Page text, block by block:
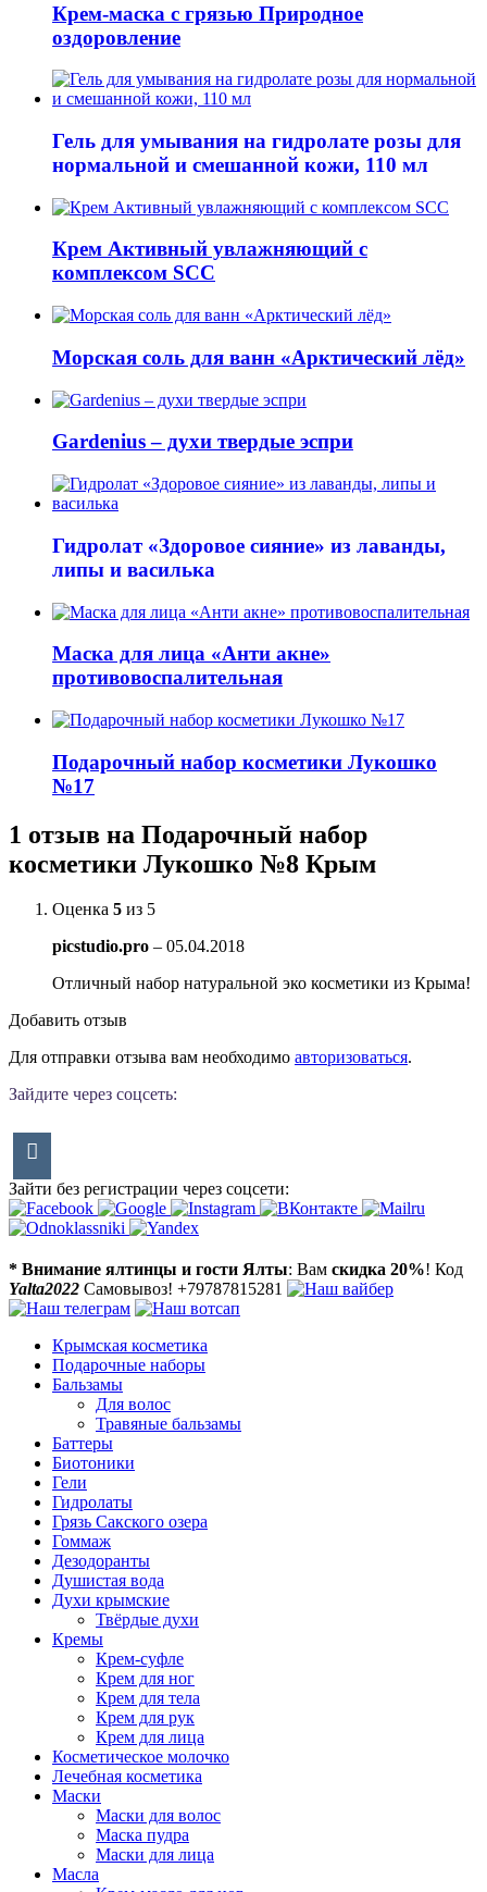
Крем-маска с грязью Природное
оздоровление
Гель для умывания на гидролате розы для
нормальной и смешанной кожи, 110 мл
Крем Активный увлажняющий с
комплексом SCC
Морская соль для ванн «Арктический лёд»
Gardenius – духи твердые эспри
Гидролат «Здоровое сияние» из лаванды,
липы и василька
Маска для лица «Анти акне»
противовоспалительная
Подарочный набор косметики Лукошко
№17
1 отзыв на Подарочный набор
косметики Лукошко №8 Крым
Оценка 5 из 5
picstudio.pro – 05.04.2018
Отличный набор натуральной эко косметики из Крыма!
Добавить отзыв
Для отправки отзыва вам необходимо авторизоваться.
Зайдите через соцсеть:
Зайти без регистрации через соцсети:
* Внимание ялтинцы и гости Ялты: Вам скидка 20%! Код
Yalta2022 Самовывоз! +79787815281
Крымская косметика
Подарочные наборы
Бальзамы
Для волос
Травяные бальзамы
Баттеры
Биотоники
Гели
Гидролаты
Грязь Сакского озера
Гоммаж
Дезодоранты
Душистая вода
Духи крымские
Твёрдые духи
Кремы
Крем-суфле
Крем для ног
Крем для тела
Крем для рук
Крем для лица
Косметическое молочко
Лечебная косметика
Маски
Маски для волос
Маска пудра
Маски для лица
Масла